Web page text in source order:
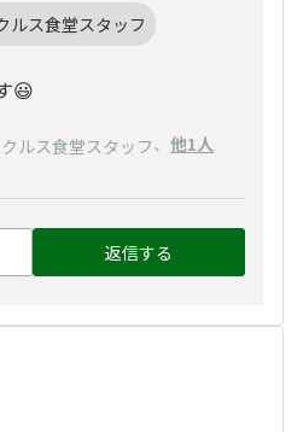
ルス食堂スタッフ
😃
ルス食堂スタッフ、 他1人
返信する